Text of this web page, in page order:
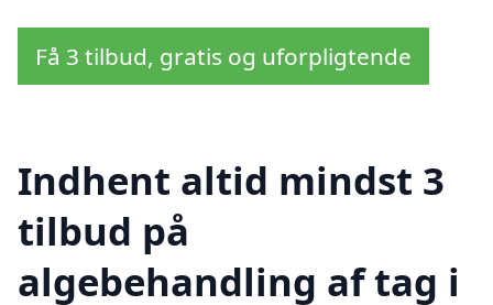
Få 3 tilbud, gratis og uforpligtende
Indhent altid mindst 3
tilbud på
algebehandling af tag i